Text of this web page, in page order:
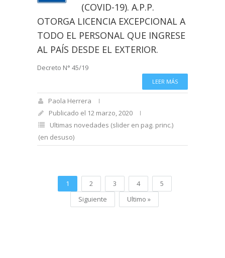
(COVID-19). A.P.P.
OTORGA LICENCIA EXCEPCIONAL A
TODO EL PERSONAL QUE INGRESE
AL PAÍS DESDE EL EXTERIOR.
Decreto N° 45/19
LEER MÁS
Paola Herrera
Publicado el 12 marzo, 2020
Ultimas novedades (slider en pag. princ.)
(en desuso)
1 2 3 4
5
Siguiente
Ultimo »